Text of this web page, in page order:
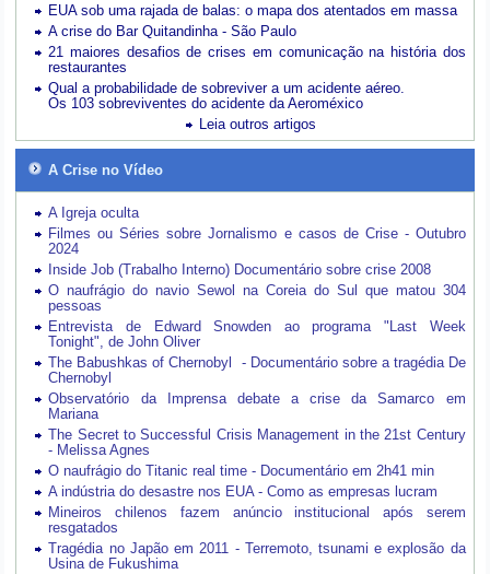
EUA sob uma rajada de balas: o mapa dos atentados em massa
A crise do Bar Quitandinha - São Paulo
21 maiores desafios de crises em comunicação na história dos
restaurantes
Qual a probabilidade de sobreviver a um acidente aéreo.
Os 103 sobreviventes do acidente da Aeroméxico
Leia outros artigos
A Crise no Vídeo
A Igreja oculta
Filmes ou Séries sobre Jornalismo e casos de Crise - Outubro
2024
Inside Job (Trabalho Interno) Documentário sobre crise 2008
O naufrágio do navio Sewol na Coreia do Sul que matou 304
pessoas
Entrevista de Edward Snowden ao programa "Last Week
Tonight", de John Oliver
The Babushkas of Chernobyl - Documentário sobre a tragédia De
Chernobyl
Observatório da Imprensa debate a crise da Samarco em
Mariana
The Secret to Successful Crisis Management in the 21st Century
- Melissa Agnes
O naufrágio do Titanic real time - Documentário em 2h41 min
A indústria do desastre nos EUA - Como as empresas lucram
Mineiros chilenos fazem anúncio institucional após serem
resgatados
Tragédia no Japão em 2011 - Terremoto, tsunami e explosão da
Usina de Fukushima